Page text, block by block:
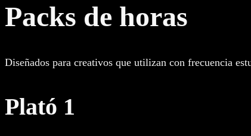
Packs de horas
Diseñados para creativos que utilizan con frecuencia
Plató 1